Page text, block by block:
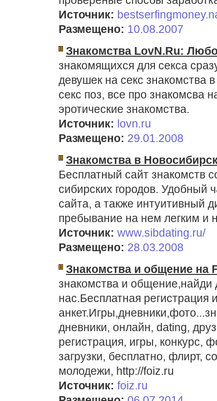
Источник:
Размещено: 10.08.2007
Знакомства LovN.Ru:
знакомящихся для секса
девушек на секс знакомства
секс поз, все про знакомсва
эротические знакомства.
Источник: lovn.ru
Размещено: 29.01.2008
Знакомства в
Бесплатный сайт знакомств
сибирских городов. Удобный
сайта, а также интуитивный
пребывание на нем легким и
Источник: www.sibdating.ru/
Размещено: 28.03.2008
Знакомства и общение на
знакомства и
нас.Бесплатная регистрация
дневники, онлайн, dating,
регистрация, игры, конкурс,
загрузки, бесплатно, флирт,
молодежи, http://foiz.ru
Источник: foiz.ru